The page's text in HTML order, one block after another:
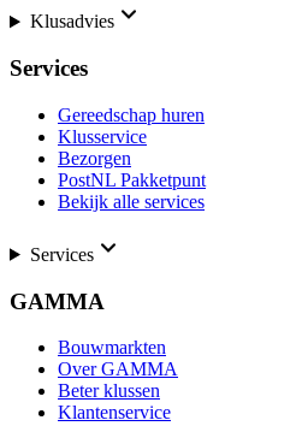
Klusadvies
Services
Gereedschap huren
Klusservice
Bezorgen
PostNL Pakketpunt
Bekijk alle services
Services
GAMMA
Bouwmarkten
Over GAMMA
Beter klussen
Klantenservice